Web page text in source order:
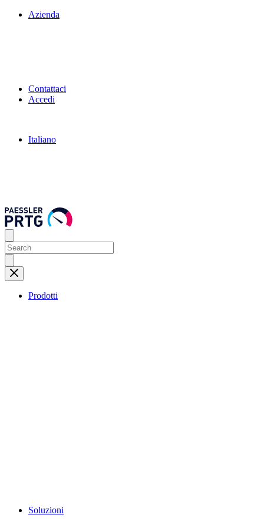
Azienda
Contattaci
Accedi
Italiano
Prodotti
Soluzioni